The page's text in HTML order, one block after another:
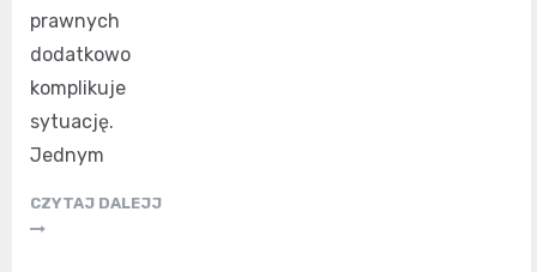
prawnych
dodatkowo
komplikuje
sytuację.
Jednym
CZYTAJ DALEJJ